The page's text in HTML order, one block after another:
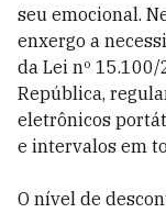
seu emocional.
enxergo a
da Lei nº
República,
eletrônicos
e intervalos em
O nível de